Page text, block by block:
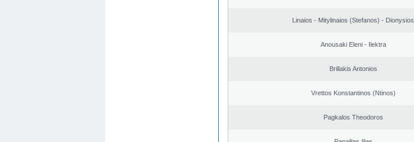
Linaios - Mitylinaios (Stefanos) - Dionysios
Anousaki Eleni - Ilektra
Brillakis Antonios
Vrettos Konstantinos (Ntinos)
Pagkalos Theodoros